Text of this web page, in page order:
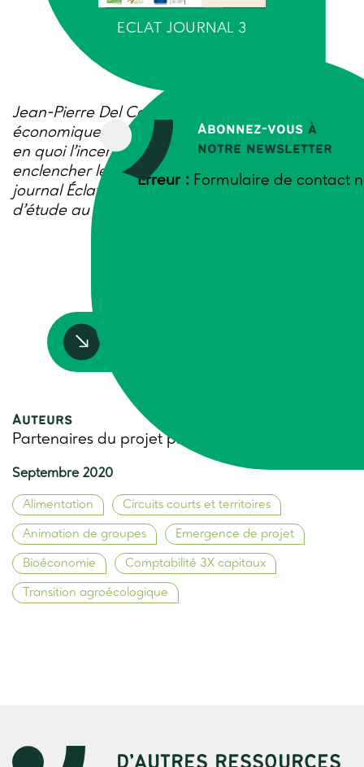
Abonnez-vous à
notre newsletter
Erreur : Formulaire de contact
ECLAT JOURNAL 3
Jean-Pierre Del Corso, professeur de sciences
économiques à l’ENSFEA de Toulouse, explique
en quoi l’incertitude est une ressource pour
enclencher les changements de pratique. Ce
journal Éclat présente le projet de voyage
d’étude au Pays Basque.
Auteurs
Partenaires du projet piloté la FNCUMA
Septembre 2020
Alimentation Circuits courts et territoires
Animation de groupes Emergence de projet
Bioéconomie Comptabilité 3X capitaux
Transition agroécologique